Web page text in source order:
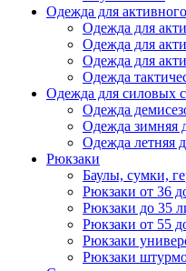
Одежда для
Одежда для
Одежда для
Одежда для
Одежда
Одежда для силовых
Одежда
Одежда зимняя
Одежда летняя
Рюкзаки
Баулы, сумки,
Рюкзаки от 36
Рюкзаки до 35
Рюкзаки от 55
Рюкзаки
Рюкзаки